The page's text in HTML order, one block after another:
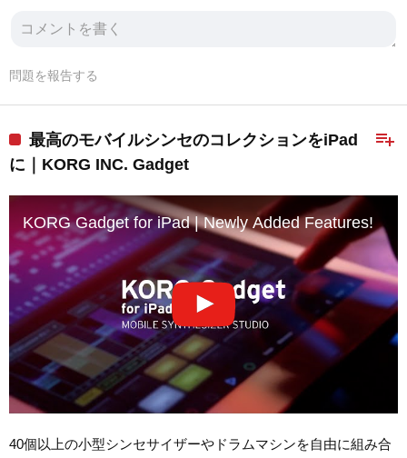
問題を報告する
playlist_add
最高のモバイルシンセのコレクションをiPad
に｜KORG INC. Gadget
KORG Gadget for iPad | Newly Added Features!
40個以上の小型シンセサイザーやドラムマシンを自由に組み合